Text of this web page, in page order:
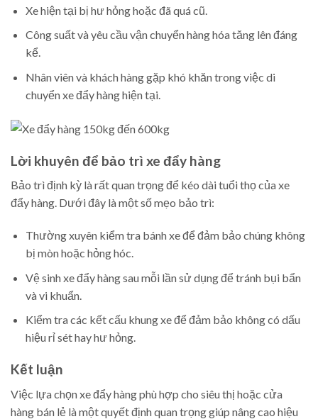
Xe hiện tại bị hư hỏng hoặc đã quá cũ.
Công suất và yêu cầu vận chuyển hàng hóa tăng lên đáng
kể.
Nhân viên và khách hàng gặp khó khăn trong việc di
chuyển xe đẩy hàng hiện tại.
Lời khuyên để bảo trì xe đẩy hàng
Bảo trì định kỳ là rất quan trọng để kéo dài tuổi thọ của xe
đẩy hàng. Dưới đây là một số mẹo bảo trì:
Thường xuyên kiểm tra bánh xe để đảm bảo chúng không
bị mòn hoặc hỏng hóc.
Vệ sinh xe đẩy hàng sau mỗi lần sử dụng để tránh bụi bẩn
và vi khuẩn.
Kiểm tra các kết cấu khung xe để đảm bảo không có dấu
hiệu rỉ sét hay hư hỏng.
Kết luận
Việc lựa chọn xe đẩy hàng phù hợp cho siêu thị hoặc cửa
hàng bán lẻ là một quyết định quan trọng giúp nâng cao hiệu